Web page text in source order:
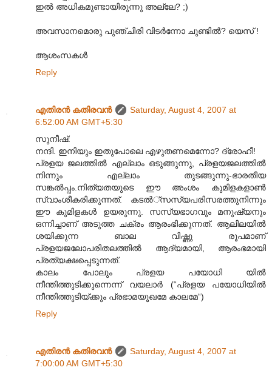
ഇല്‍ അധികമുണ്ടായിരുന്നു അല്ലേ? ;)
അവസാനമൊരു പുഞ്ചിരി വിടര്‍ന്നോ ചുണ്ടില്‍? യെസ് !
ആശംസകള്‍
Reply
എതിരന്‍ കതിരവന്‍
Saturday, August 4, 2007 at
6:52:00 AM GMT+5:30
സുനീഷ്:
നന്ദി. ഇനിയും ഇതുപോലെ എഴുതണമെന്നോ? ദ്രോഹീ!
പ്രളയ ജലത്തില്‍ എല്ലാം ഒടുങ്ങുന്നു, പ്രളയജല‍ത്തില്‍
നിന്നും എല്ലാം തുടങ്ങുന്നു-ഭാരതീയ
സങ്കല്‍പ്പം.നിത്യതയുടെ ഈ അംശം കുമിളകളാണ്‍
സ്വാംശീകരിക്കുന്നത്. കടല്‍്സസ്യപരിസരത്തുനിന്നും
ഈ കുമിളകള്‍ ഉയരുന്നു. സസ്യഭാഗവും മനുഷ്യനും
ഒന്നിച്ചാണ് അടുത്ത ചക്രം ആരംഭിക്കുന്നത്. ആലിലയില്‍
ശയിക്കുന്ന ബാല വിഷ്ണു രൂപമാണ്
പ്രളയജലോപരിതലത്തില്‍ ആദ്യമായി, ആരംഭമായി
പ്രത്യക്ഷപ്പെടുന്നത്.
കാലം പോലും പ്രളയ പയോധി യില്‍
നീന്തിത്തുടിക്കുന്നെന്ന് വയലാര്‍ (“പ്രളയ പയോധിയില്‍‍
നീന്തിത്തുടിയ്ക്കും പ്രഭാമയൂഖമേ കാലമേ“)
Reply
എതിരന്‍ കതിരവന്‍
Saturday, August 4, 2007 at
7:00:00 AM GMT+5:30